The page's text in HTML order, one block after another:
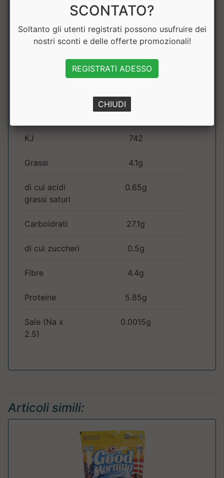
Componente
100
dose
177
KJ 742
Grassi 4.1g
di cui acidi
grassi saturi
0.65g
Carboidrati 27.1g
di cui zuccheri 0.5g
Fibre 4.4g
Proteine 5.85g
Sale (Na x
2.5)
0.0015g
Articoli simili:
SCONTATO?
Soltanto gli utenti registrati possono usufruire dei
nostri sconti e delle offerte promozionali!
REGISTRATI ADESSO
CHIUDI